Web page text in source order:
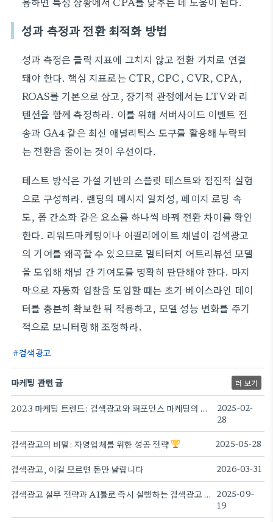
성과 측정과 전환 최적화 방법
성과 측정은 클릭 지표에 그치지 않고 전환 가치로 연결
돼야 한다. 핵심 지표로는 CTR, CPC, CVR, CPA,
ROAS를 기본으로 삼고, 장기적 관점에서는 LTV와 리
텐션을 함께 측정하라. 이를 위해 서버사이드 이벤트 전
송과 GA4 같은 최신 애널리틱스 도구를 활용해 누락되
는 전환을 줄이는 것이 우선이다.
테스트 방식은 가설 기반의 스플릿 테스트와 점진적 실험
으로 구성하라. 랜딩의 메시지 일치성, 페이지 로딩 속
도, 폼 간소화 같은 요소를 하나씩 바꿔 전환 차이를 확인
한다. 리워드마케팅이나 어필리에이트 채널이 검색광고
의 기여를 왜곡할 수 있으므로 멀티터치 어트리뷰션 모델
을 도입해 채널 간 기여도를 명확히 판단해야 한다. 마지
막으로 자동화 입찰을 도입할 때는 초기 베이스라인 데이
터를 충분히 확보한 뒤 적용하고, 모델 성능 변화를 주기
적으로 모니터링해 조정하라.
검색광고
마케팅 관련 글 더 보기
2023 마케팅 트렌드: 검색광고와 퍼포먼스 마케팅의 미래
2025-02-
28
검색광고의 비밀: 자영업체를 위한 성공 전략 2025-05-28
검색광고, 이걸 모르면 돈만 날립니다 2026-03-31
검색광고 실무 전략과 AI툴로 즉시 실행하는 검색광고 방법 2025-09-
19